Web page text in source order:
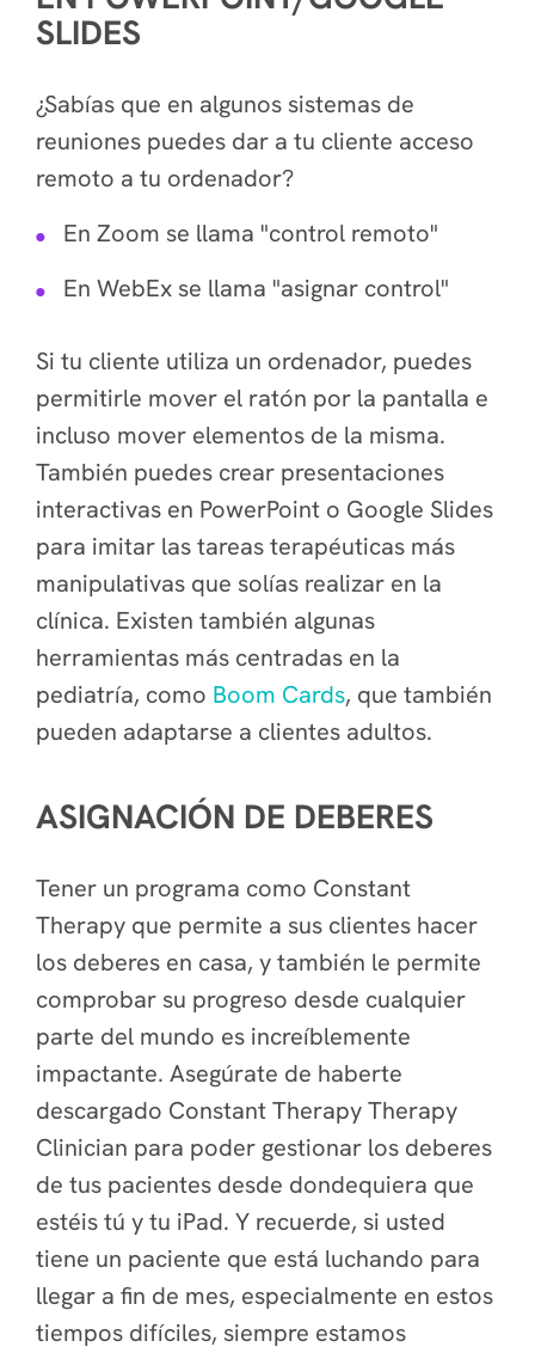
SLIDES
¿Sabías que en algunos sistemas de
reuniones puedes dar a tu cliente acceso
remoto a tu ordenador?
En Zoom se llama "control remoto"
En WebEx se llama "asignar control"
Si tu cliente utiliza un ordenador, puedes
permitirle mover el ratón por la pantalla e
incluso mover elementos de la misma.
También puedes crear presentaciones
interactivas en PowerPoint o Google Slides
para imitar las tareas terapéuticas más
manipulativas que solías realizar en la
clínica. Existen también algunas
herramientas más centradas en la
pediatría, como Boom Cards, que también
pueden adaptarse a clientes adultos.
ASIGNACIÓN DE DEBERES
Tener un programa como Constant
Therapy que permite a sus clientes hacer
los deberes en casa, y también le permite
comprobar su progreso desde cualquier
parte del mundo es increíblemente
impactante. Asegúrate de haberte
descargado Constant Therapy Therapy
Clinician para poder gestionar los deberes
de tus pacientes desde dondequiera que
estéis tú y tu iPad. Y recuerde, si usted
tiene un paciente que está luchando para
llegar a fin de mes, especialmente en estos
tiempos difíciles, siempre estamos